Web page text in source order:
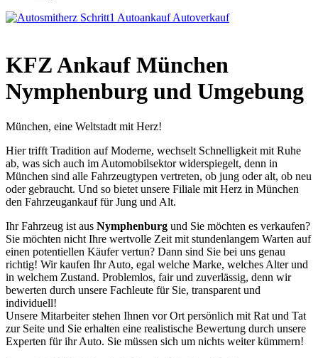
KFZ Ankauf München
Nymphenburg und Umgebung
München, eine Weltstadt mit Herz!
Hier trifft Tradition auf Moderne, wechselt Schnelligkeit mit Ruhe
ab, was sich auch im Automobilsektor widerspiegelt, denn in
München sind alle Fahrzeugtypen vertreten, ob jung oder alt, ob neu
oder gebraucht. Und so bietet unsere Filiale mit Herz in München
den Fahrzeugankauf für Jung und Alt.
Ihr Fahrzeug ist aus Nymphenburg und Sie möchten es verkaufen?
Sie möchten nicht Ihre wertvolle Zeit mit stundenlangem Warten auf
einen potentiellen Käufer vertun? Dann sind Sie bei uns genau
richtig! Wir kaufen Ihr Auto, egal welche Marke, welches Alter und
in welchem Zustand. Problemlos, fair und zuverlässig, denn wir
bewerten durch unsere Fachleute für Sie, transparent und
individuell!
Unsere Mitarbeiter stehen Ihnen vor Ort persönlich mit Rat und Tat
zur Seite und Sie erhalten eine realistische Bewertung durch unsere
Experten für ihr Auto. Sie müssen sich um nichts weiter kümmern!